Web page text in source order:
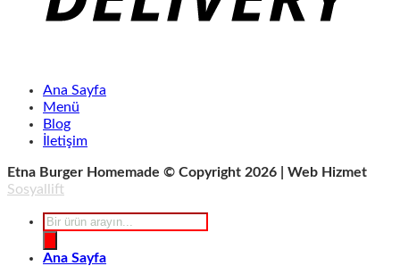
Ana Sayfa
Menü
Blog
İletişim
Etna Burger Homemade © Copyright 2026 | Web Hizmet
Sosyallift
Products
search
Ana Sayfa